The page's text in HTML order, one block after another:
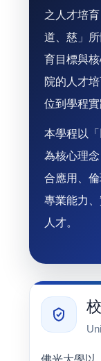
之人才培
道、慈」
育目標與
院的人才
位到學程實
本學程以
為核心理
合應用、
專業能力
人才。